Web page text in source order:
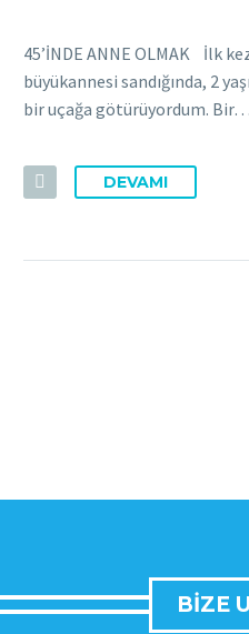
45’İNDE ANNE OLMAK İlk
büyükannesi sandığında, 2
bir uçağa götürüyordum. Bir…
DEVAMI
BIZE